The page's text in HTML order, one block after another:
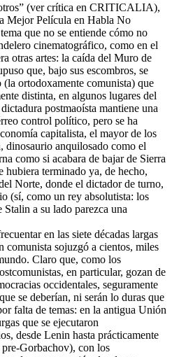
(ver crítica en CRITICALIA),
Mejor Película en Habla No
que no se entiende cómo no
cinematográfico, como en el
otras artes: la caída del Muro de
que, bajo sus escombros, se
ortodoxamente comunista) que
distinta, en algunos lugares del
postmaoísta mantiene una
control político, pero se ha
capitalista, el mayor de los
dinosaurio anquilosado como el
como si acabara de bajar de Sierra
hubiera terminado ya, de hecho,
Norte, donde el dictador de turno,
(sí, como un rey absolutista: los
a su lado parezca una
en las siete décadas largas
comunista sojuzgó a cientos, miles
Claro que, como los
en particular, gozan de
occidentales, seguramente
se deberían, ni serán lo duras que
falta de temas: en la antigua Unión
que se ejecutaron
desde Lenin hasta prácticamente
Gorbachov), con los